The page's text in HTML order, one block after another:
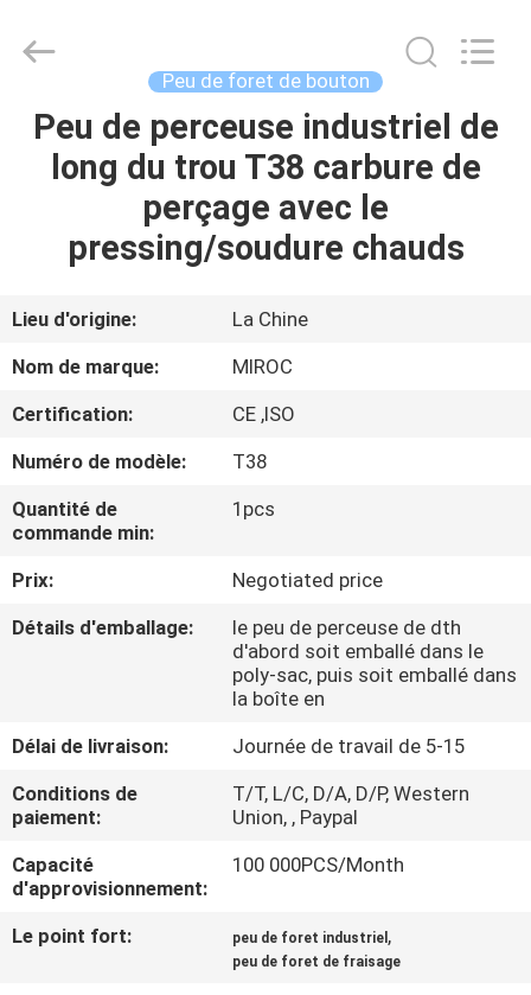
MAISON
PRODUITS
AU
SUJET
DE
VISITE
CONTRÔLE
CONTACTEZ-
NOUS
DEMANDEZ
UNE
(Beijing)
Rights
Reserved.
Peu de foret de bouton
Peu de perceuse industriel de
long du trou T38 carbure de
perçage avec le
pressing/soudure chauds
Lieu d'origine:
La Chine
Nom de marque:
MIROC
Certification:
CE ,ISO
Numéro de modèle:
T38
Quantité de
commande min:
1pcs
Prix:
Negotiated price
Détails d'emballage:
le peu de perceuse de dth
d'abord soit emballé dans le
poly-sac, puis soit emballé dans
la boîte en
Délai de livraison:
Journée de travail de 5-15
Conditions de
paiement:
T/T, L/C, D/A, D/P, Western
Union, , Paypal
Capacité
d'approvisionnement:
100 000PCS/Month
Le point fort: peu de foret industriel ,
peu de foret de fraisage